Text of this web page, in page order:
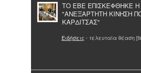
ΤΟ ΕΒΕ ΕΠΙΣΚΕΦΘΗΚΕ Η
"ΑΝΕΞΑΡΤΗΤΗ ΚΙΝΗΣΗ
ΚΑΡΔΙΤΣΑΣ"
Ειδήσεις - τελευταία θέαση